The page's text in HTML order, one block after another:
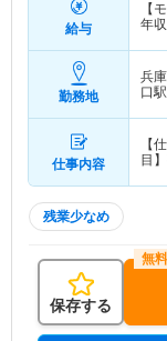
給与
【
年収
勤務地
兵
口
仕事内容
【
目
残業少なめ
保存する